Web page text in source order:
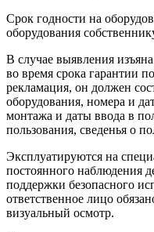
Срок годности на
оборудования
В случае выявления
во время срока гарантии
рекламация, он должен
оборудования, номера и
монтажа и даты ввода в
пользования, сведенья о
Эксплуатируются на
постоянного наблюдения
поддержки безопасного
ответственное лицо
визуальный осмотр.